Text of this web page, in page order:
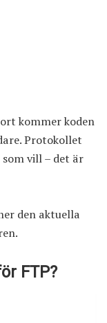
kommer koden
Protokollet
vill – det är
den aktuella
FTP?